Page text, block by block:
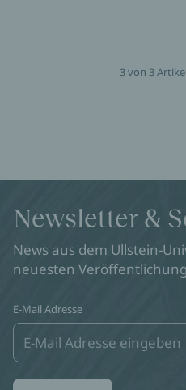
3 von 3
Newsletter &
News aus dem Ullstein-
neuesten
E-Mail Adresse